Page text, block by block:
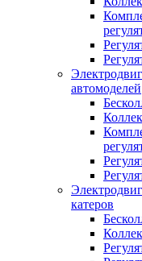
автомоделей
катеров